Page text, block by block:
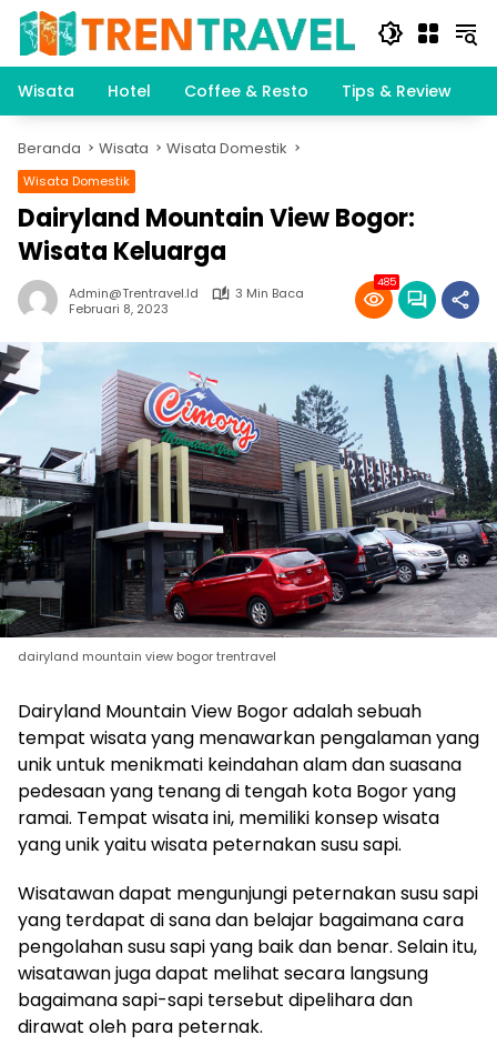
Langsung
konten
Wisata
Hotel Coffee & Resto Tips & Review
Beranda Wisata Wisata Domestik
Wisata Domestik
Dairyland Mountain View Bogor:
Wisata Keluarga
Admin@trentravel.id
3 Min Baca
Februari 8, 2023
485
dairyland mountain view bogor trentravel
Dairyland Mountain View Bogor adalah sebuah
tempat wisata yang menawarkan pengalaman yang
unik untuk menikmati keindahan alam dan suasana
pedesaan yang tenang di tengah kota Bogor yang
ramai. Tempat wisata ini, memiliki konsep wisata
yang unik yaitu wisata peternakan susu sapi.
Wisatawan dapat mengunjungi peternakan susu sapi
yang terdapat di sana dan belajar bagaimana cara
pengolahan susu sapi yang baik dan benar. Selain itu,
wisatawan juga dapat melihat secara langsung
bagaimana sapi-sapi tersebut dipelihara dan
dirawat oleh para peternak.